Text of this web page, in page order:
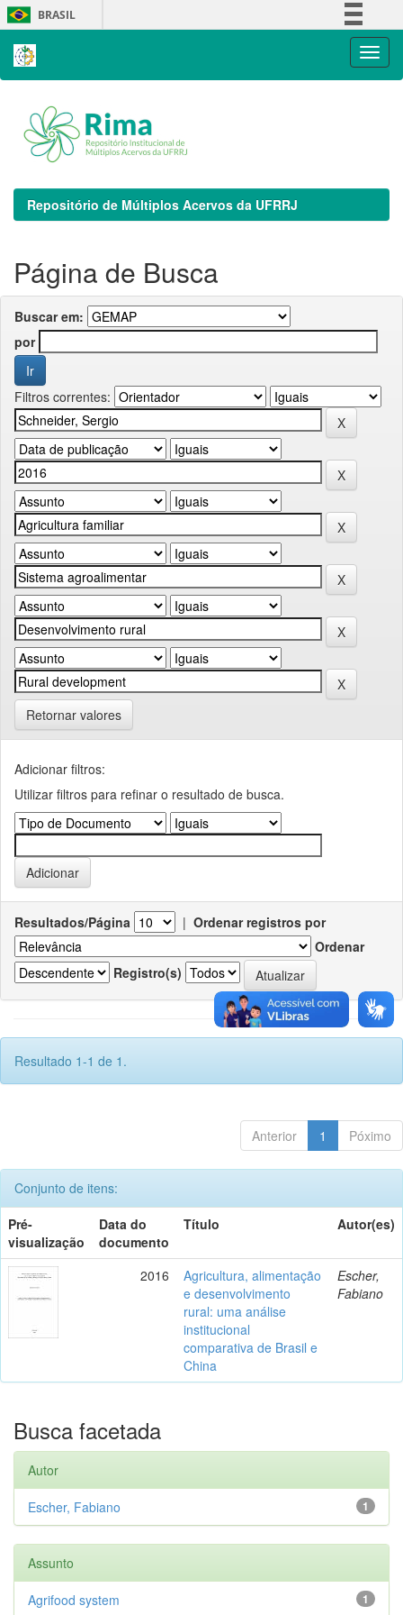
Skip
navigation
BRASIL
Repositório de Múltiplos Acervos da UFRRJ
Página de Busca
Buscar em:
por
Filtros correntes:
Retornar valores
Adicionar filtros:
Utilizar filtros para refinar o resultado de busca.
Resultados/Página | Ordenar registros por
Ordenar
Registro(s)
Resultado 1-1 de 1.
Anterior 1 Póximo
Conjunto de itens:
Pré-
visualização
Data do
documento
Título Autor(es)
2016
Agricultura, alimentação
e desenvolvimento
rural: uma análise
institucional
comparativa de Brasil e
China
Escher,
Fabiano
Busca facetada
Autor
1
Escher, Fabiano
Assunto
1
Agrifood system